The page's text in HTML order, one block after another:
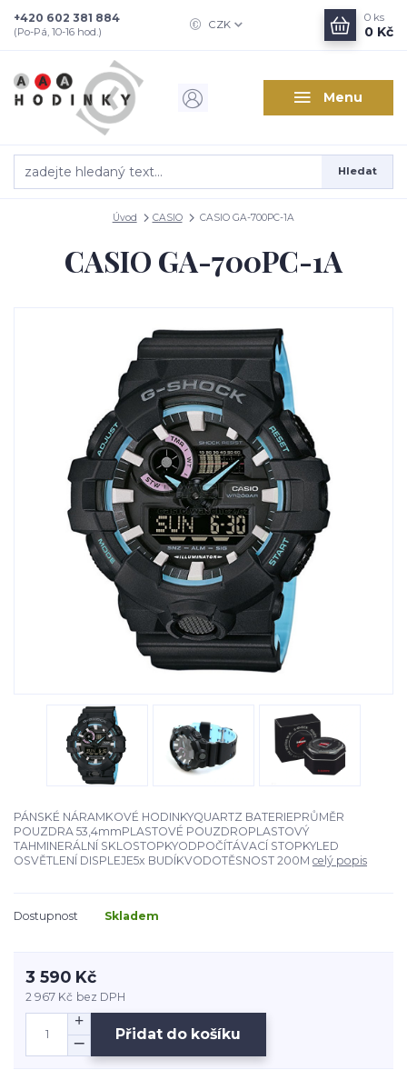
Menu
CZK
Hledat
+420 602 381 884
(Po-Pá, 10-16 hod.)
0 ks
0 Kč
Úvod CASIO CASIO GA-700PC-1A
CASIO GA-700PC-1A
PÁNSKÉ NÁRAMKOVÉ HODINKYQUARTZ BATERIEPRŮMĚR
POUZDRA 53,4mmPLASTOVÉ POUZDROPLASTOVÝ
TAHMINERÁLNÍ SKLOSTOPKYODPOČÍTÁVACÍ STOPKYLED
OSVĚTLENÍ DISPLEJE5x BUDÍKVODOTĚSNOST 200M celý popis
Dostupnost Skladem
3 590 Kč
2 967 Kč bez DPH
Přidat do košíku